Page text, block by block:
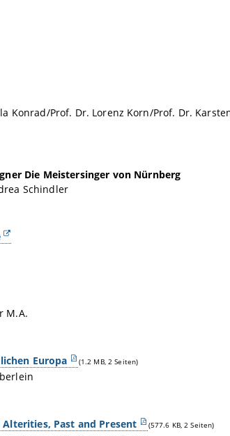
Konrad/Prof. Dr. Lorenz Korn/Prof. Dr.
Die Meistersinger von Nürnberg
Schindler
M.A.
Europa
(1.2 MB, 2 Seiten)
Past and Present (577.6 KB, 2 Seiten)